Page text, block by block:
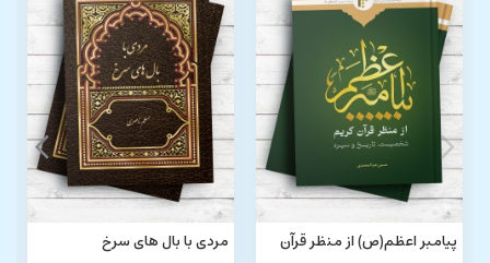
پیامبر اعظم(ص) از منظر قرآن
مردی با بال های سرخ